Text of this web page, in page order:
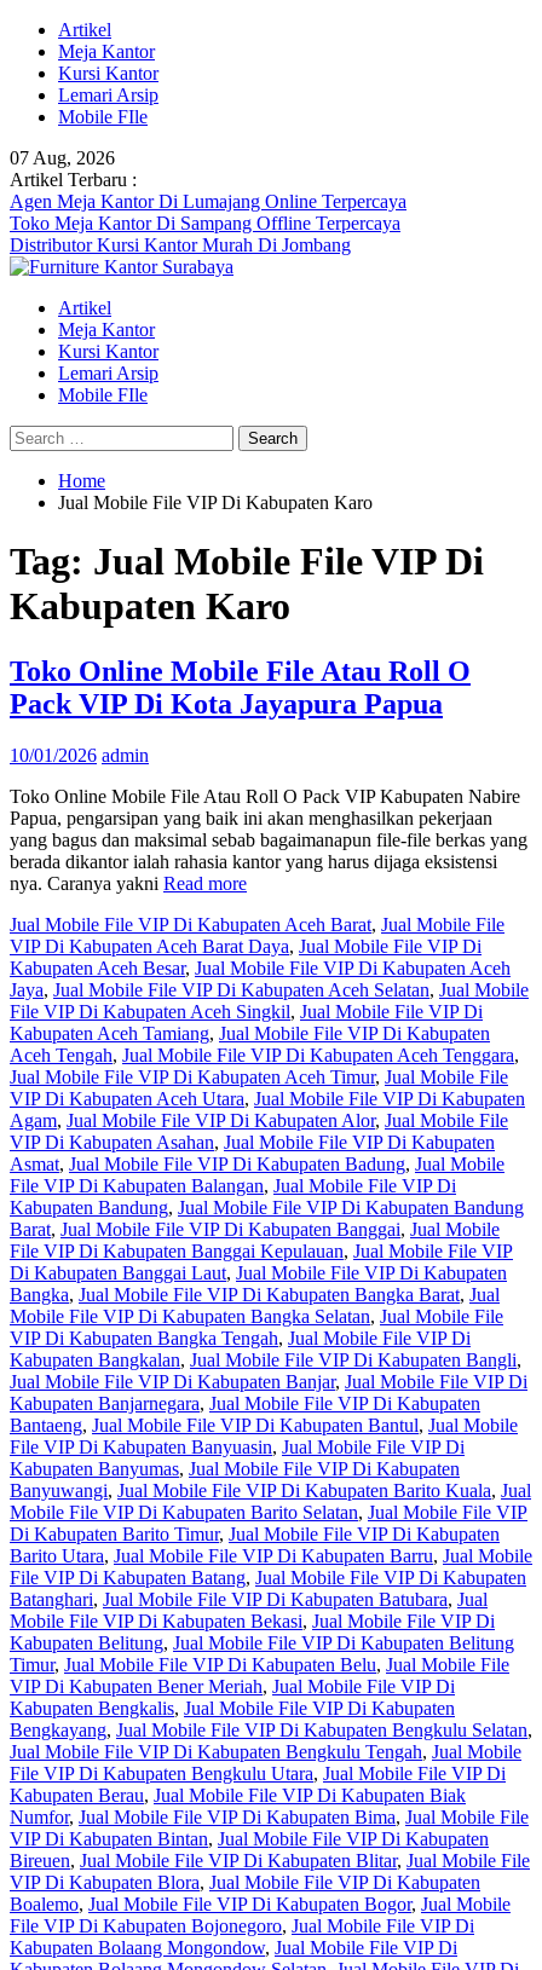
Skip
content
Artikel
Meja Kantor
Kursi Kantor
Lemari Arsip
Mobile FIle
07 Aug, 2026
Artikel Terbaru :
Agen Meja Kantor Di Lumajang Online Terpercaya
Toko Meja Kantor Di Sampang Offline Terpercaya
Distributor Kursi Kantor Murah Di Jombang
Artikel
Meja Kantor
Kursi Kantor
Lemari Arsip
Mobile FIle
Search
for:
Home
Jual Mobile File VIP Di Kabupaten Karo
Tag: Jual Mobile File VIP Di
Kabupaten Karo
Toko Online Mobile File Atau Roll O
Pack VIP Di Kota Jayapura Papua
10/01/2026 admin
Toko Online Mobile File Atau Roll O Pack VIP Kabupaten Nabire
Papua, pengarsipan yang baik ini akan menghasilkan pekerjaan
yang bagus dan maksimal sebab bagaimanapun file-file berkas yang
berada dikantor ialah rahasia kantor yang harus dijaga eksistensi
nya. Caranya yakni Read more
Jual Mobile File VIP Di Kabupaten Aceh Barat, Jual Mobile File
VIP Di Kabupaten Aceh Barat Daya, Jual Mobile File VIP Di
Kabupaten Aceh Besar, Jual Mobile File VIP Di Kabupaten Aceh
Jaya, Jual Mobile File VIP Di Kabupaten Aceh Selatan, Jual Mobile
File VIP Di Kabupaten Aceh Singkil, Jual Mobile File VIP Di
Kabupaten Aceh Tamiang, Jual Mobile File VIP Di Kabupaten
Aceh Tengah, Jual Mobile File VIP Di Kabupaten Aceh Tenggara,
Jual Mobile File VIP Di Kabupaten Aceh Timur, Jual Mobile File
VIP Di Kabupaten Aceh Utara, Jual Mobile File VIP Di Kabupaten
Agam, Jual Mobile File VIP Di Kabupaten Alor, Jual Mobile File
VIP Di Kabupaten Asahan, Jual Mobile File VIP Di Kabupaten
Asmat, Jual Mobile File VIP Di Kabupaten Badung, Jual Mobile
File VIP Di Kabupaten Balangan, Jual Mobile File VIP Di
Kabupaten Bandung, Jual Mobile File VIP Di Kabupaten Bandung
Barat, Jual Mobile File VIP Di Kabupaten Banggai, Jual Mobile
File VIP Di Kabupaten Banggai Kepulauan, Jual Mobile File VIP
Di Kabupaten Banggai Laut, Jual Mobile File VIP Di Kabupaten
Bangka, Jual Mobile File VIP Di Kabupaten Bangka Barat, Jual
Mobile File VIP Di Kabupaten Bangka Selatan, Jual Mobile File
VIP Di Kabupaten Bangka Tengah, Jual Mobile File VIP Di
Kabupaten Bangkalan, Jual Mobile File VIP Di Kabupaten Bangli,
Jual Mobile File VIP Di Kabupaten Banjar, Jual Mobile File VIP Di
Kabupaten Banjarnegara, Jual Mobile File VIP Di Kabupaten
Bantaeng, Jual Mobile File VIP Di Kabupaten Bantul, Jual Mobile
File VIP Di Kabupaten Banyuasin, Jual Mobile File VIP Di
Kabupaten Banyumas, Jual Mobile File VIP Di Kabupaten
Banyuwangi, Jual Mobile File VIP Di Kabupaten Barito Kuala, Jual
Mobile File VIP Di Kabupaten Barito Selatan, Jual Mobile File VIP
Di Kabupaten Barito Timur, Jual Mobile File VIP Di Kabupaten
Barito Utara, Jual Mobile File VIP Di Kabupaten Barru, Jual Mobile
File VIP Di Kabupaten Batang, Jual Mobile File VIP Di Kabupaten
Batanghari, Jual Mobile File VIP Di Kabupaten Batubara, Jual
Mobile File VIP Di Kabupaten Bekasi, Jual Mobile File VIP Di
Kabupaten Belitung, Jual Mobile File VIP Di Kabupaten Belitung
Timur, Jual Mobile File VIP Di Kabupaten Belu, Jual Mobile File
VIP Di Kabupaten Bener Meriah, Jual Mobile File VIP Di
Kabupaten Bengkalis, Jual Mobile File VIP Di Kabupaten
Bengkayang, Jual Mobile File VIP Di Kabupaten Bengkulu Selatan,
Jual Mobile File VIP Di Kabupaten Bengkulu Tengah, Jual Mobile
File VIP Di Kabupaten Bengkulu Utara, Jual Mobile File VIP Di
Kabupaten Berau, Jual Mobile File VIP Di Kabupaten Biak
Numfor, Jual Mobile File VIP Di Kabupaten Bima, Jual Mobile File
VIP Di Kabupaten Bintan, Jual Mobile File VIP Di Kabupaten
Bireuen, Jual Mobile File VIP Di Kabupaten Blitar, Jual Mobile File
VIP Di Kabupaten Blora, Jual Mobile File VIP Di Kabupaten
Boalemo, Jual Mobile File VIP Di Kabupaten Bogor, Jual Mobile
File VIP Di Kabupaten Bojonegoro, Jual Mobile File VIP Di
Kabupaten Bolaang Mongondow, Jual Mobile File VIP Di